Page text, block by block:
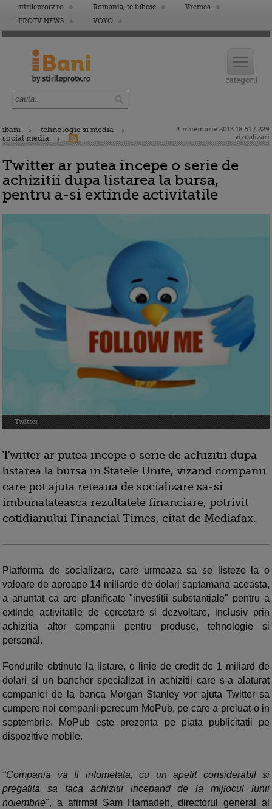
stirileprotv.ro Romania, te iubesc
Vremea
PROTV NEWS
VOYO
ibani
tehnologie si media
social media
4 noiembrie 2013 18:51 / 229
vizualizari
Twitter ar putea incepe o serie de
achizitii dupa listarea la bursa,
pentru a-si extinde activitatile
Twitter
Twitter ar putea incepe o serie de achizitii dupa
listarea la bursa in Statele Unite, vizand companii
care pot ajuta reteaua de socializare sa-si
imbunatateasca rezultatele financiare, potrivit
cotidianului Financial Times, citat de Mediafax.
Platforma de socializare, care urmeaza sa se listeze la o
valoare de aproape 14 miliarde de dolari saptamana aceasta,
a anuntat ca are planificate "investitii substantiale" pentru a
extinde activitatile de cercetare si dezvoltare, inclusiv prin
achizitia altor companii pentru produse, tehnologie si
personal.
Fondurile obtinute la listare, o linie de credit de 1 miliard de
dolari si un bancher specializat in achizitii care s-a alaturat
companiei de la banca Morgan Stanley vor ajuta Twitter sa
cumpere noi companii perecum MoPub, pe care a preluat-o in
septembrie. MoPub este prezenta pe piata publicitatii pe
dispozitive mobile.
"Compania va fi infometata, cu un apetit considerabil si
pregatita sa faca achizitii incepand de la mijlocul lunii
noiembrie", a afirmat Sam Hamadeh, directorul general al